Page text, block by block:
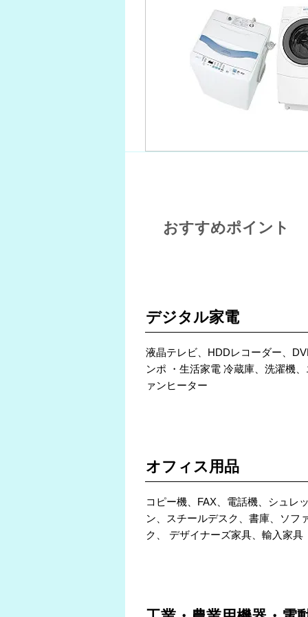
おすすめポイント
デジタル家電
液晶テレビ、HDDレコーダー、
ンポ ・生活家電 冷蔵庫、洗濯機
ァンヒーター
オフィス用品
コピー機、FAX、電話機、シュレ
ン、スチールデスク、書庫、ソフ
ク、 デザイナーズ家具、輸入家具